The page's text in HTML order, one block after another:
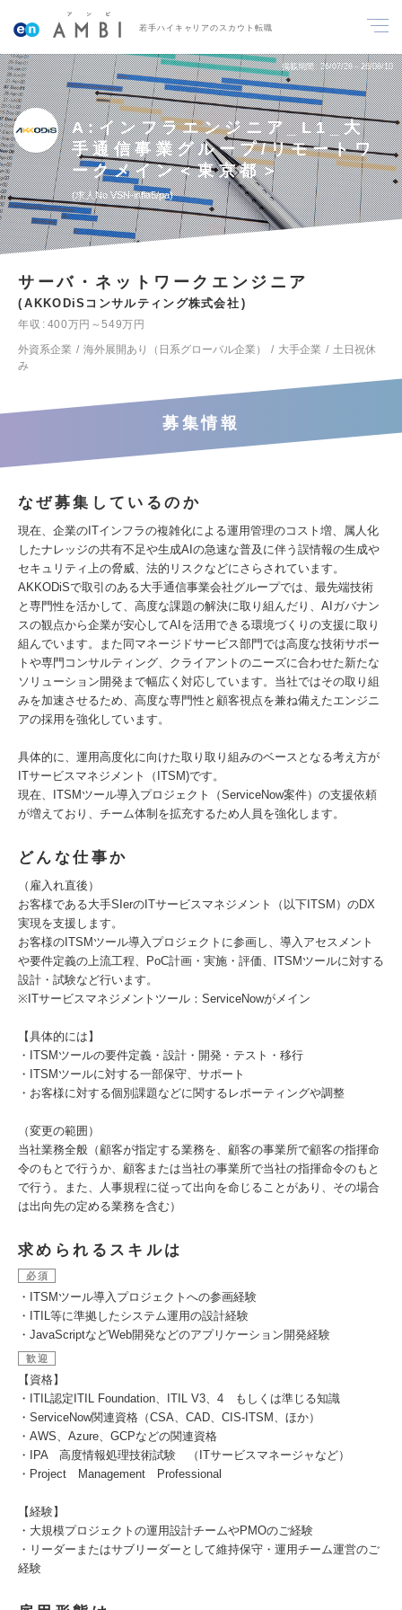
若手ハイキャリアのスカウト転職
掲載期間 26/07/28～26/08/10
A:インフラエンジニア_L1_大
手通信事業グループ/リモートワ
ークメイン＜東京都＞
求人No.VSN-infla5/pa
サーバ・ネットワークエンジニア
AKKODiSコンサルティング株式会社
年収
400万円～549万円
外資系企業
海外展開あり（日系グローバル企業） 大手企業
土日祝休
み
募集情報
なぜ募集しているのか
現在、企業のITインフラの複雑化による運用管理のコスト増、属人化
したナレッジの共有不足や生成AIの急速な普及に伴う誤情報の生成や
セキュリティ上の脅威、法的リスクなどにさらされています。
AKKODiSで取引のある大手通信事業会社グループでは、最先端技術
と専門性を活かして、高度な課題の解決に取り組んだり、AIガバナン
スの観点から企業が安心してAIを活用できる環境づくりの支援に取り
組んでいます。また同マネージドサービス部門では高度な技術サポー
トや専門コンサルティング、クライアントのニーズに合わせた新たな
ソリューション開発まで幅広く対応しています。当社ではその取り組
みを加速させるため、高度な専門性と顧客視点を兼ね備えたエンジニ
アの採用を強化しています。
具体的に、運用高度化に向けた取り取り組みのベースとなる考え方が
ITサービスマネジメント（ITSM)です。
現在、ITSMツール導入プロジェクト（ServiceNow案件）の支援依頼
が増えており、チーム体制を拡充するため人員を強化します。
どんな仕事か
（雇入れ直後）
お客様である大手SIerのITサービスマネジメント（以下ITSM）のDX
実現を支援します。
お客様のITSMツール導入プロジェクトに参画し、導入アセスメント
や要件定義の上流工程、PoC計画・実施・評価、ITSMツールに対する
設計・試験など行います。
※ITサービスマネジメントツール：ServiceNowがメイン
【具体的には】
・ITSMツールの要件定義・設計・開発・テスト・移行
・ITSMツールに対する一部保守、サポート
・お客様に対する個別課題などに関するレポーティングや調整
（変更の範囲）
当社業務全般（顧客が指定する業務を、顧客の事業所で顧客の指揮命
令のもとで行うか、顧客または当社の事業所で当社の指揮命令のもと
で行う。また、人事規程に従って出向を命じることがあり、その場合
は出向先の定める業務を含む）
求められるスキルは
必須
・ITSMツール導入プロジェクトへの参画経験
・ITIL等に準拠したシステム運用の設計経験
・JavaScriptなどWeb開発などのアプリケーション開発経験
歓迎
【資格】
・ITIL認定ITIL Foundation、ITIL V3、4 もしくは準じる知識
・ServiceNow関連資格（CSA、CAD、CIS-ITSM、ほか）
・AWS、Azure、GCPなどの関連資格
・IPA 高度情報処理技術試験 （ITサービスマネージャなど）
・Project Management Professional
【経験】
・大規模プロジェクトの運用設計チームやPMOのご経験
・リーダーまたはサブリーダーとして維持保守・運用チーム運営のご
経験